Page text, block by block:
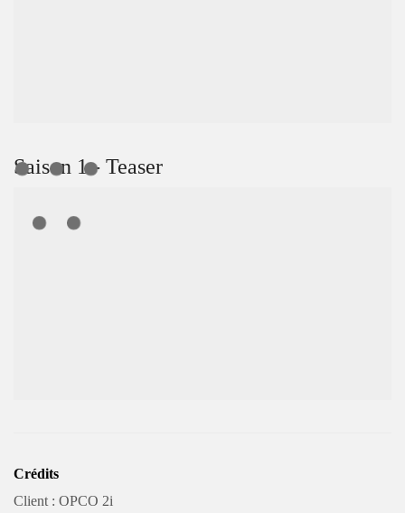
Saison 1 - Teaser
Crédits
Client : OPCO 2i